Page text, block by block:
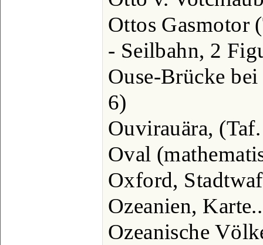
Ottos Gasmotor
- Seilbahn, 2
Ouse-Brücke
6)
Ouvirauära,
Oval
Oxford,
Ozeanien,
Ozeanische